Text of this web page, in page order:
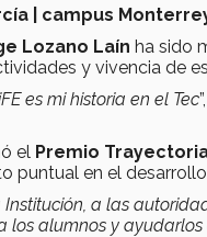
| campus
Lozano Laín ha sido
y vivencia de
es mi historia en el Tec
el Premio
puntual en el
a las
los alumnos y